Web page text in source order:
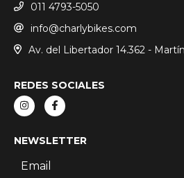
011 4793-5050
info@charlybikes.com
Av. del Libertador 14.362 -
REDES SOCIALES
NEWSLETTER